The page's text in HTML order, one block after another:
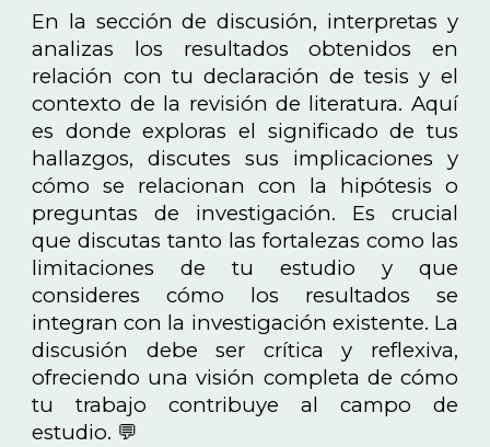
En la sección de discusión, interpretas y
analizas los resultados obtenidos en
relación con tu declaración de tesis y el
contexto de la revisión de literatura. Aquí
es donde exploras el significado de tus
hallazgos, discutes sus implicaciones y
cómo se relacionan con la hipótesis o
preguntas de investigación. Es crucial
que discutas tanto las fortalezas como las
limitaciones de tu estudio y que
consideres cómo los resultados se
integran con la investigación existente. La
discusión debe ser crítica y reflexiva,
ofreciendo una visión completa de cómo
tu trabajo contribuye al campo de
estudio. 💬